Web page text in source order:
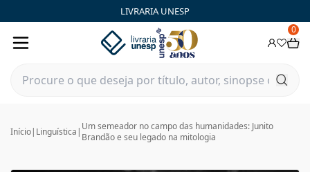
LIVRARIA UNESP
0
Início| Linguística | Um semeador no campo das humanidades: Junito
Brandão e seu legado na mitologia